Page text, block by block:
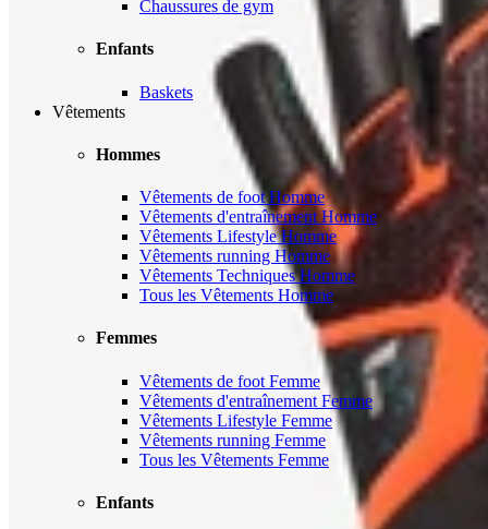
Chaussures de gym
Enfants
Baskets
Vêtements
Hommes
Vêtements de foot Homme
Vêtements d'entraînement Homme
Vêtements Lifestyle Homme
Vêtements running Homme
Vêtements Techniques Homme
Tous les Vêtements Homme
Femmes
Vêtements de foot Femme
Vêtements d'entraînement Femme
Vêtements Lifestyle Femme
Vêtements running Femme
Tous les Vêtements Femme
Enfants